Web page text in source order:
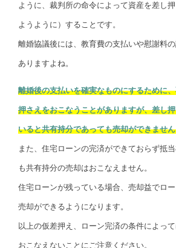
ように、裁判所の命令によって資産を差し
ようように）することです。
離婚協議後には、教育費の支払いや慰謝料
ありますよね。
離婚後の支払いを確実なものにするために
押さえをおこなうことがありますが、差し
いると共有持分であっても売却ができませ
また、住宅ローンの完済ができておらず抵
も共有持分の売却はおこなえません。
住宅ローンが残っている場合、売却益でロ
売却ができるようになります。
以上の仮差押え、ローン完済の条件によっ
おこなえないことにご注意ください。